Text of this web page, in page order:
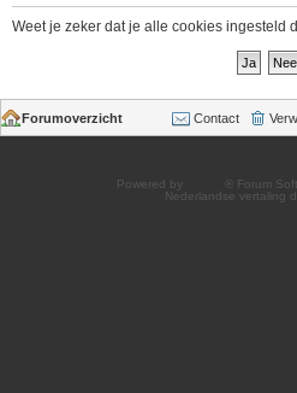
Weet je zeker dat je alle cookies ingesteld
Forumoverzicht Contact
Powered by
® Forum
Nederlandse vertaling